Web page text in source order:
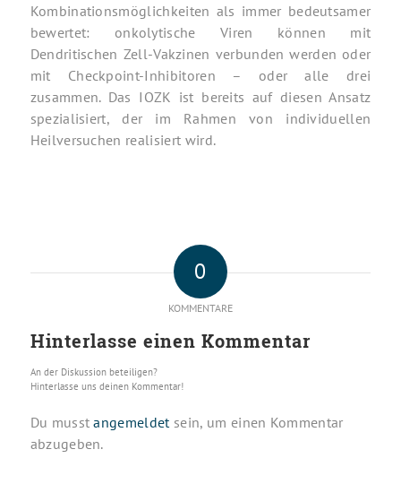
Kombinationsmöglichkeiten als immer bedeutsamer
bewertet: onkolytische Viren können mit
Dendritischen Zell-Vakzinen verbunden werden oder
mit Checkpoint-Inhibitoren – oder alle drei
zusammen. Das IOZK ist bereits auf diesen Ansatz
spezialisiert, der im Rahmen von individuellen
Heilversuchen realisiert wird.
0
KOMMENTARE
Hinterlasse einen Kommentar
An der Diskussion beteiligen?
Hinterlasse uns deinen Kommentar!
Du musstangemeldet sein, um einen Kommentar
abzugeben.